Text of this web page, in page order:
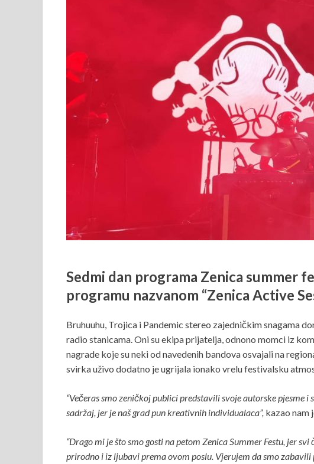
Sedmi dan programa Zenica summer
programu nazvanom “Zenica Active
Bruhuuhu, Trojica i Pandemic stereo zajedničkim snagama
radio stanicama. Oni su ekipa prijatelja, odnono momci iz
nagrade koje su neki od navedenih bandova osvajali na
svirka uživo dodatno je ugrijala ionako vrelu festivalsku
“Večeras smo zeničkoj publici predstavili svoje autorske
sadržaj, jer je naš grad pun kreativnih individualaca”, kazao nam
“Drago mi je što smo gosti na petom Zenica Summer Festu, jer
prirodno i iz ljubavi prema ovom poslu. Vjerujem da smo